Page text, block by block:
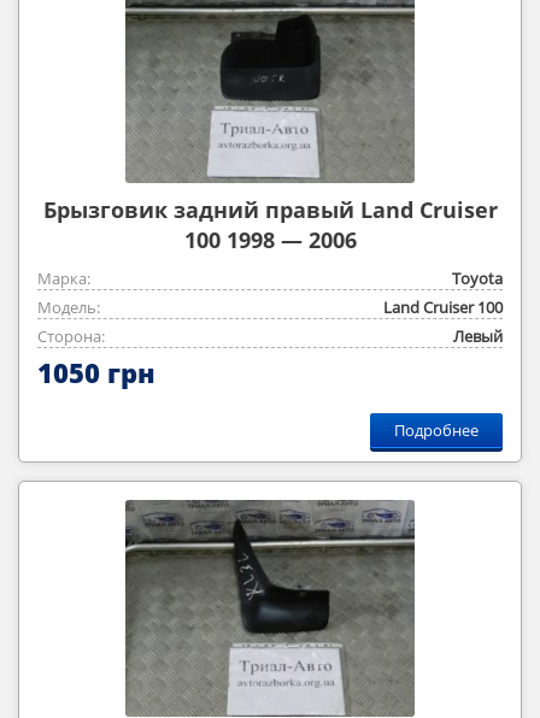
Брызговик задний правый Land Cruiser
100 1998 — 2006
Марка:
Toyota
Модель:
Land Cruiser 100
Сторона:
Левый
1050 грн
Подробнее